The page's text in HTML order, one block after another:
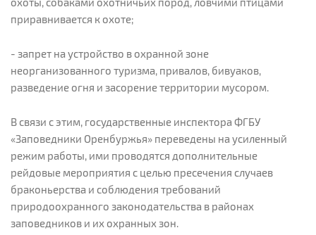
приравнивается к охоте;
- запрет на устройство в охранной зоне
неорганизованного туризма, привалов, бивуаков,
разведение огня и засорение территории мусором.
В связи с этим, государственные инспектора ФГБУ
«Заповедники Оренбуржья» переведены на усиленный
режим работы, ими проводятся дополнительные
рейдовые мероприятия с целью пресечения случаев
браконьерства и соблюдения требований
природоохранного законодательства в районах
заповедников и их охранных зон.